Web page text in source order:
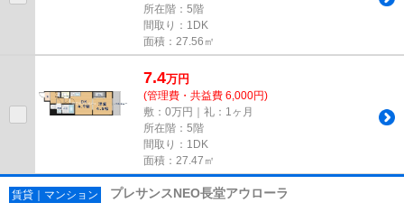
所在階：5階
間取り：1DK
面積：27.56㎡
7.4万円
(管理費・共益費 6,000円)
敷：0万円｜礼：1ヶ月
所在階：5階
間取り：1DK
面積：27.47㎡
賃貸｜マンション プレサンスNEO長堂アウローラ